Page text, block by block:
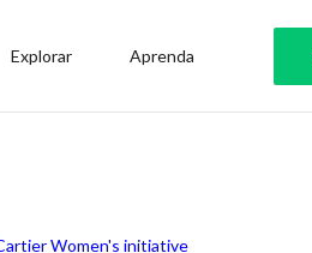
Explorar Aprenda